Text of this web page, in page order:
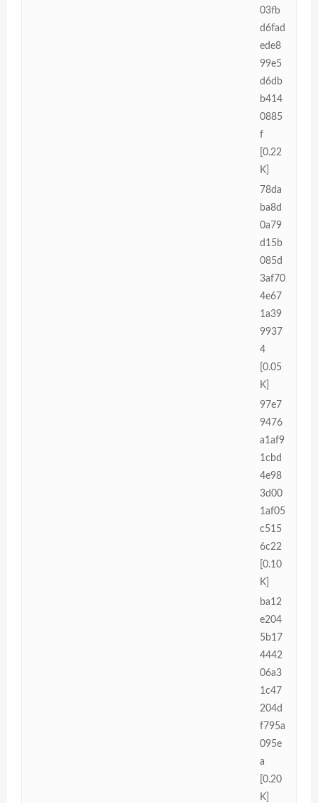
03fb
d6fad
ede8
99e5
d6db
b414
0885
f
[0.22
K]
78da
ba8d
0a79
d15b
085d
3af70
4e67
1a39
9937
4
[0.05
K]
97e7
9476
a1af9
1cbd
4e98
3d00
1af05
c515
6c22
[0.10
K]
ba12
e204
5b17
4442
06a3
1c47
204d
f795a
095e
a
[0.20
K]